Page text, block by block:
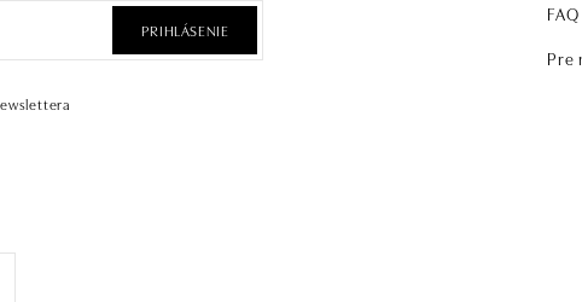
PRIHLÁSENIE
FAQ
Pre